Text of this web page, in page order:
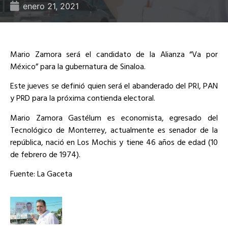
enero 21, 2021
Mario Zamora será el candidato de la Alianza “Va por
México” para la gubernatura de Sinaloa.
Este jueves se definió quien será el abanderado del PRI, PAN
y PRD para la próxima contienda electoral.
Mario Zamora Gastélum es economista, egresado del
Tecnológico de Monterrey, actualmente es senador de la
república, nació en Los Mochis y tiene 46 años de edad (10
de febrero de 1974).
Fuente: La Gaceta